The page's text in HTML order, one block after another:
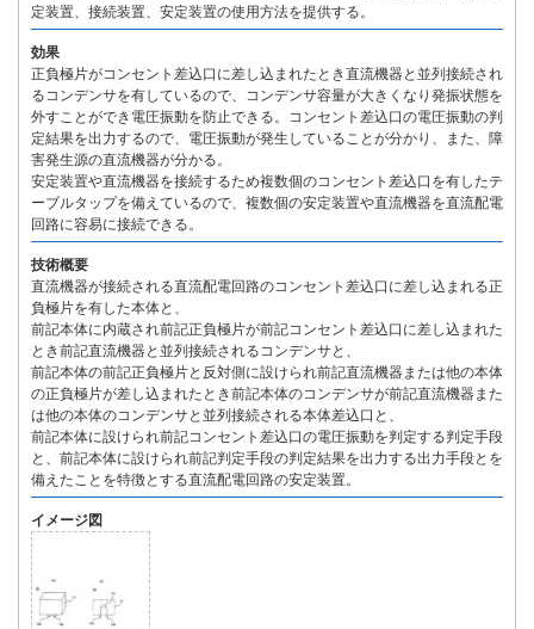
定装置、接続装置、安定装置の使用方法を提供する。
効果
正負極片がコンセント差込口に差し込まれたとき直流機器と並列接続され
るコンデンサを有しているので、コンデンサ容量が大きくなり発振状態を
外すことができ電圧振動を防止できる。コンセント差込口の電圧振動の判
定結果を出力するので、電圧振動が発生していることが分かり、また、障
害発生源の直流機器が分かる。
安定装置や直流機器を接続するため複数個のコンセント差込口を有したテ
ーブルタップを備えているので、複数個の安定装置や直流機器を直流配電
回路に容易に接続できる。
技術概要
直流機器が接続される直流配電回路のコンセント差込口に差し込まれる正
負極片を有した本体と、
前記本体に内蔵され前記正負極片が前記コンセント差込口に差し込まれた
とき前記直流機器と並列接続されるコンデンサと、
前記本体の前記正負極片と反対側に設けられ前記直流機器または他の本体
の正負極片が差し込まれたとき前記本体のコンデンサが前記直流機器また
は他の本体のコンデンサと並列接続される本体差込口と、
前記本体に設けられ前記コンセント差込口の電圧振動を判定する判定手段
と、前記本体に設けられ前記判定手段の判定結果を出力する出力手段とを
備えたことを特徴とする直流配電回路の安定装置。
イメージ図